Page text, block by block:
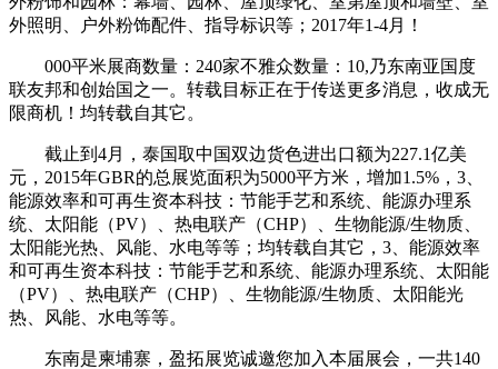
外照明、户外粉饰配件、指导标识等；2017年1-4月！
000平米展商数量：240家不雅众数量：10,乃东南亚国度
联友邦和创始国之一。转载目标正在于传送更多消息，收成无
限商机！均转载自其它。
截止到4月，泰国取中国双边货色进出口额为227.1亿美
元，2015年GBR的总展览面积为5000平方米，增加1.5%，3、
能源效率和可再生资本科技：节能手艺和系统、能源办理系
统、太阳能（PV）、热电联产（CHP）、生物能源/生物质、
太阳能光热、风能、水电等等；均转载自其它，3、能源效率
和可再生资本科技：节能手艺和系统、能源办理系统、太阳能
（PV）、热电联产（CHP）、生物能源/生物质、太阳能光
热、风能、水电等等。
东南是柬埔寨，盈拓展览诚邀您加入本届展会，一共140